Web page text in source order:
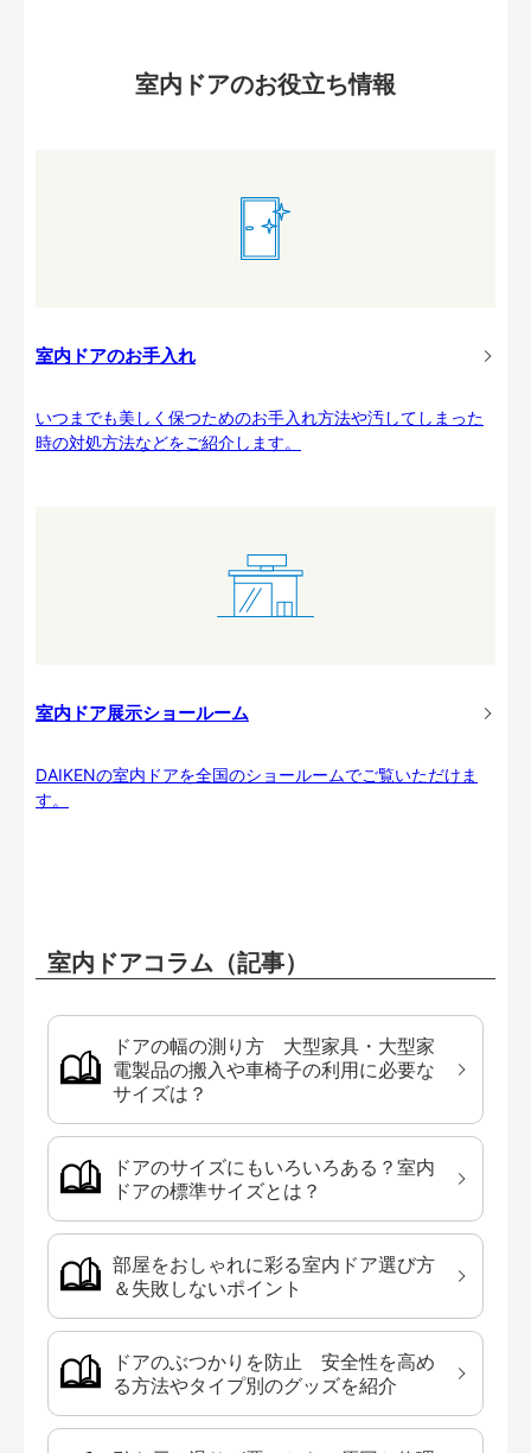
室内ドアのお役立ち情報
室内ドアのお手入れ
いつまでも美しく保つためのお手入れ方法や汚してしまった
時の対処方法などをご紹介します。
室内ドア展示ショールーム
DAIKENの室内ドアを全国のショールームでご覧いただけま
す。
室内ドアコラム（記事）
ドアの幅の測り方 大型家具・大型家
電製品の搬入や車椅子の利用に必要な
サイズは？
ドアのサイズにもいろいろある？室内
ドアの標準サイズとは？
部屋をおしゃれに彩る室内ドア選び方
＆失敗しないポイント
ドアのぶつかりを防止 安全性を高め
る方法やタイプ別のグッズを紹介